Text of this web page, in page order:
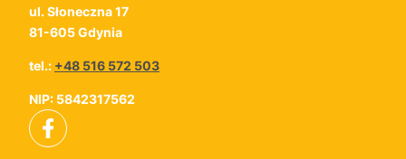
ul. Słoneczna 17
81-605 Gdynia
tel.: +48 516 572 503
NIP: 5842317562